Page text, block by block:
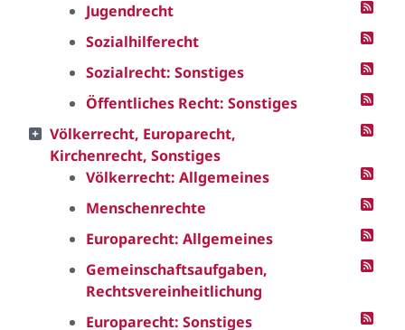
Jugendrecht
Sozialhilferecht
Sozialrecht: Sonstiges
Öffentliches Recht: Sonstiges
Völkerrecht, Europarecht,
Kirchenrecht, Sonstiges
Völkerrecht: Allgemeines
Menschenrechte
Europarecht: Allgemeines
Gemeinschaftsaufgaben,
Rechtsvereinheitlichung
Europarecht: Sonstiges